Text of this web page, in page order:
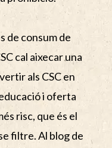
de consum de
cal aixecar una
als CSC en
i oferta
risc, que és el
filtre. Al blog de